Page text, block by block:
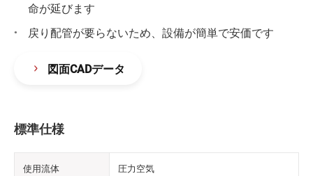
命が延びます
戻り配管が要らないため、設備が簡単で安価です
図面CADデータ
標準仕様
使用流体 圧力空気